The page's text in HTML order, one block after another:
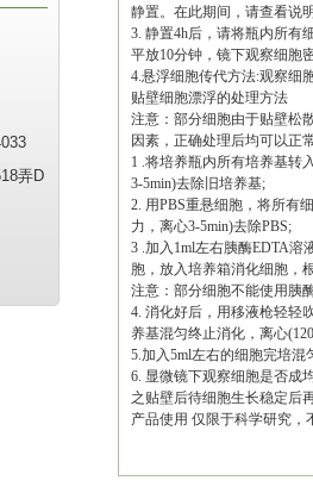
弄D
静置。在此期间，请查看说
3. 静置4h后，请将瓶内所有
平放10分钟，镜下观察细胞
4.悬浮细胞传代方法:观察细
贴壁细胞漂浮的处理方法
注意：部分细胞由于贴壁松
因素，正确处理后均可以正
1 .将培养瓶内所有培养基转
3-5min)去除旧培养基;
2. 用PBS重悬细胞，将所有
力，离心3-5min)去除PBS;
3 .加入1ml左右胰酶EDTA溶
胞，放入培养箱消化细胞，
注意：部分细胞不能使用胰
4. 消化好后，用移液枪轻轻
养基混匀终止消化，离心
5.加入5ml左右的细胞完培
6. 显微镜下观察细胞是否成
之贴壁后待细胞生长稳定后
产品使用 仅限于科学研究